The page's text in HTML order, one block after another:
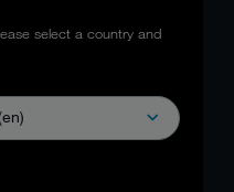
select a country and